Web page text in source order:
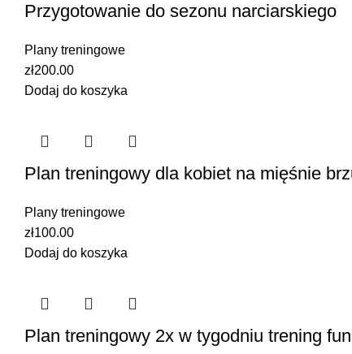
Przygotowanie do sezonu narciarskiego
Plany treningowe
zł200.00
Dodaj do koszyka
Plan treningowy dla kobiet na mięśnie
Plany treningowe
zł100.00
Dodaj do koszyka
Plan treningowy 2x w tygodniu trening